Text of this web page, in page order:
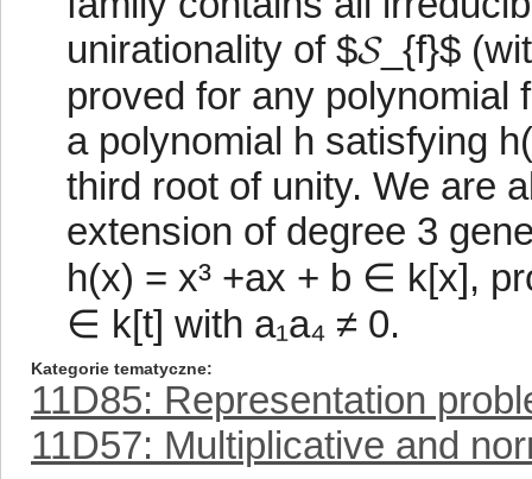
unirationality of $𝓢_{f}$
proved for any polynomial
a polynomial h satisfying
third root of unity. We are
extension of degree 3
h(x) = x³ +ax + b ∈ k[x],
∈ k[t] with a₁a₄ ≠ 0.
Kategorie tematyczne
11D85: Representation
11D57: Multiplicative and